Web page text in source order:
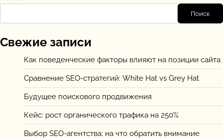
Поиск
Свежие записи
Как поведенческие факторы влияют на позиции сайта
Сравнение SEO-стратегий: White Hat vs Grey Hat
Будущее поискового продвижения
Кейс: рост органического трафика на 250%
Выбор SEO-агентства: на что обратить внимание